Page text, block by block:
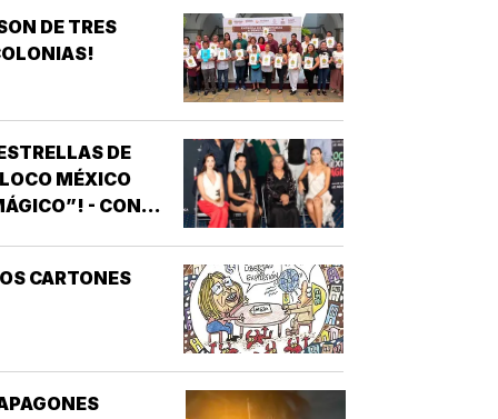
DE TRES
DE
MÉXICO
- CON
CARTONES